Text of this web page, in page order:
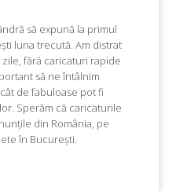
să expună la primul
luna trecută. Am distrat
fără caricaturi rapide
să ne întâlnim
de fabuloase pot fi
Sperăm că caricaturile
din România, pe
în București.